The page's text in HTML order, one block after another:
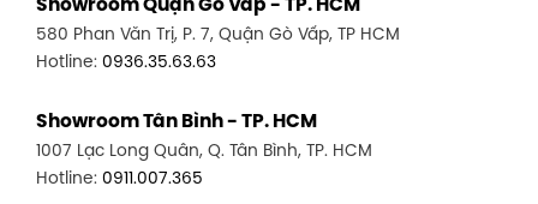
Showroom Quận Gò Vấp - TP. HCM
580 Phan Văn Trị, P. 7, Quận Gò Vấp, TP HCM
Hotline: 0936.35.63.63
Showroom Tân Bình - TP. HCM
1007 Lạc Long Quân, Q. Tân Bình, TP. HCM
Hotline: 0911.007.365